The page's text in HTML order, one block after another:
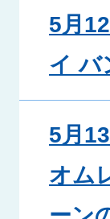
5月
イ バ
5月
オム